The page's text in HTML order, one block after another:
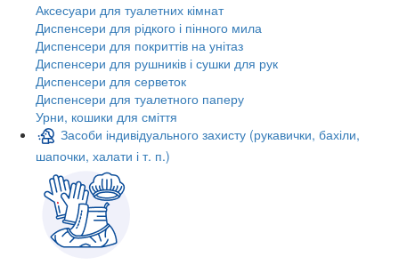
Аксесуари для туалетних кімнат
Диспенсери для рідкого і пінного мила
Диспенсери для покриттів на унітаз
Диспенсери для рушників і сушки для рук
Диспенсери для серветок
Диспенсери для туалетного паперу
Урни, кошики для сміття
Засоби індивідуального захисту (рукавички, бахіли,
шапочки, халати і т. п.)